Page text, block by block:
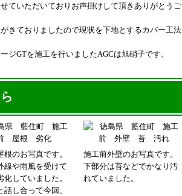
ていただいておりお声掛けして頂きありがとうご
きておりましたので現状を下地とするカバー工法
ジGTを施工を行いましたAGCは旭硝子です。
根のお写真です。
線や雨風を受けて
化していました。
話し合って今回、
施工前外壁のお写真です。
下部分は苔などでかなり汚
れていました。